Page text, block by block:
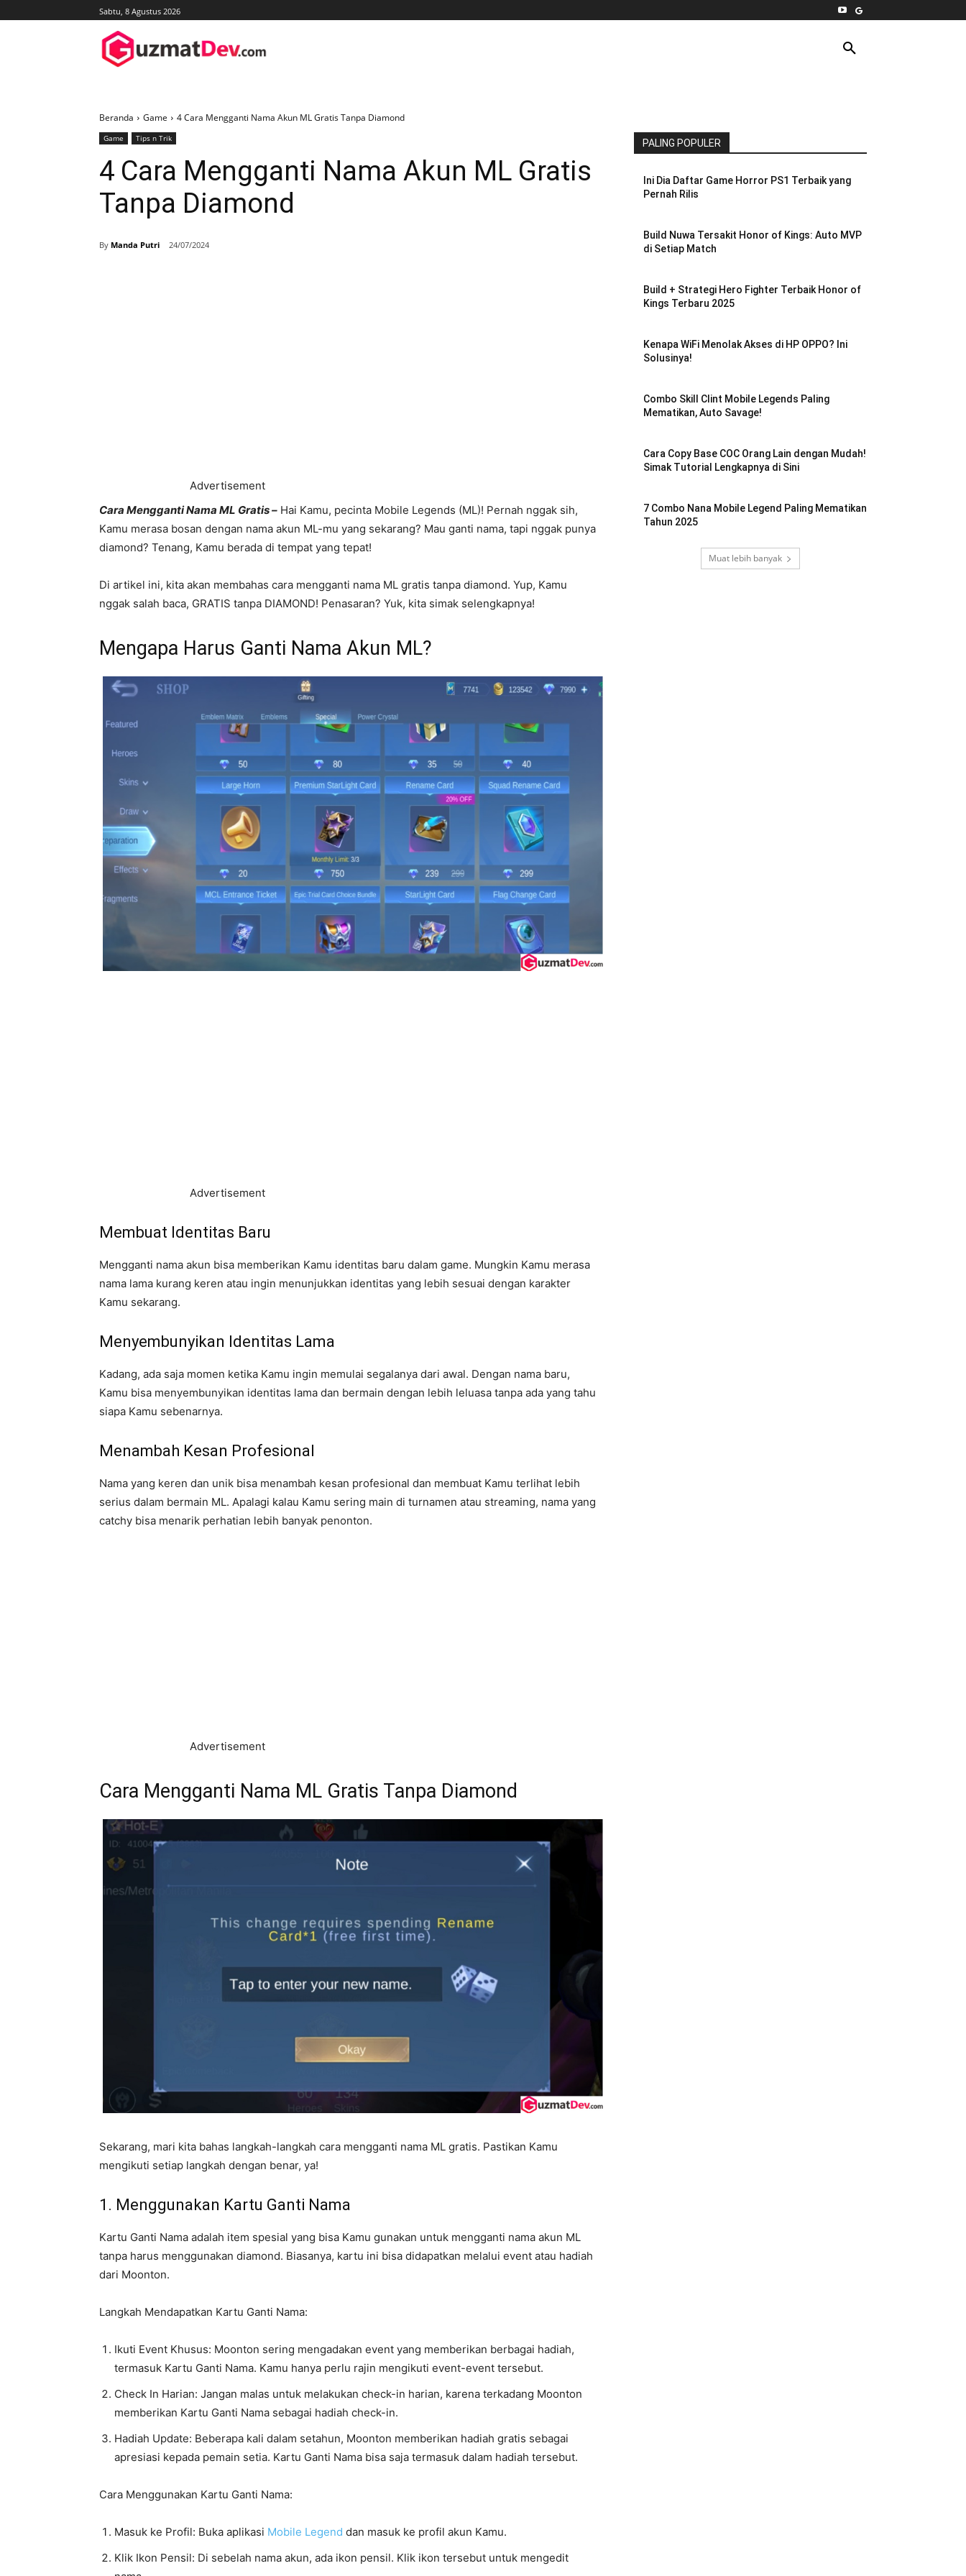
Sabtu, 8 Agustus 2026
Beranda Game 4 Cara Mengganti Nama Akun ML Gratis Tanpa Diamond
Game Tips n Trik
4 Cara Mengganti Nama Akun ML Gratis
Tanpa Diamond
By Manda Putri 24/07/2024
Advertisement
Cara Mengganti Nama ML Gratis – Hai Kamu, pecinta Mobile Legends (ML)! Pernah nggak sih,
Kamu merasa bosan dengan nama akun ML-mu yang sekarang? Mau ganti nama, tapi nggak punya
diamond? Tenang, Kamu berada di tempat yang tepat!
Di artikel ini, kita akan membahas cara mengganti nama ML gratis tanpa diamond. Yup, Kamu
nggak salah baca, GRATIS tanpa DIAMOND! Penasaran? Yuk, kita simak selengkapnya!
Mengapa Harus Ganti Nama Akun ML?
Advertisement
Membuat Identitas Baru
Mengganti nama akun bisa memberikan Kamu identitas baru dalam game. Mungkin Kamu merasa
nama lama kurang keren atau ingin menunjukkan identitas yang lebih sesuai dengan karakter
Kamu sekarang.
Menyembunyikan Identitas Lama
Kadang, ada saja momen ketika Kamu ingin memulai segalanya dari awal. Dengan nama baru,
Kamu bisa menyembunyikan identitas lama dan bermain dengan lebih leluasa tanpa ada yang tahu
siapa Kamu sebenarnya.
Menambah Kesan Profesional
Nama yang keren dan unik bisa menambah kesan profesional dan membuat Kamu terlihat lebih
serius dalam bermain ML. Apalagi kalau Kamu sering main di turnamen atau streaming, nama yang
catchy bisa menarik perhatian lebih banyak penonton.
Advertisement
Cara Mengganti Nama ML Gratis Tanpa Diamond
Sekarang, mari kita bahas langkah-langkah cara mengganti nama ML gratis. Pastikan Kamu
mengikuti setiap langkah dengan benar, ya!
1. Menggunakan Kartu Ganti Nama
Kartu Ganti Nama adalah item spesial yang bisa Kamu gunakan untuk mengganti nama akun ML
tanpa harus menggunakan diamond. Biasanya, kartu ini bisa didapatkan melalui event atau hadiah
dari Moonton.
Langkah Mendapatkan Kartu Ganti Nama:
Ikuti Event Khusus: Moonton sering mengadakan event yang memberikan berbagai hadiah,
termasuk Kartu Ganti Nama. Kamu hanya perlu rajin mengikuti event-event tersebut.
Check In Harian: Jangan malas untuk melakukan check-in harian, karena terkadang Moonton
memberikan Kartu Ganti Nama sebagai hadiah check-in.
Hadiah Update: Beberapa kali dalam setahun, Moonton memberikan hadiah gratis sebagai
apresiasi kepada pemain setia. Kartu Ganti Nama bisa saja termasuk dalam hadiah tersebut.
Cara Menggunakan Kartu Ganti Nama:
Masuk ke Profil: Buka aplikasi Mobile Legend dan masuk ke profil akun Kamu.
Klik Ikon Pensil: Di sebelah nama akun, ada ikon pensil. Klik ikon tersebut untuk mengedit
PALING POPULER
Ini Dia Daftar Game Horror PS1 Terbaik yang
Pernah Rilis
Build Nuwa Tersakit Honor of Kings: Auto MVP
di Setiap Match
Build + Strategi Hero Fighter Terbaik Honor of
Kings Terbaru 2025
Kenapa WiFi Menolak Akses di HP OPPO? Ini
Solusinya!
Combo Skill Clint Mobile Legends Paling
Mematikan, Auto Savage!
Cara Copy Base COC Orang Lain dengan Mudah!
Simak Tutorial Lengkapnya di Sini
7 Combo Nana Mobile Legend Paling Mematikan
Tahun 2025
Muat lebih banyak